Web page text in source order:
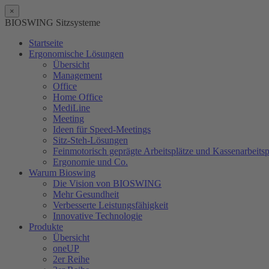
×
BIOSWING Sitzsysteme
Startseite
Ergonomische Lösungen
Übersicht
Management
Office
Home Office
MediLine
Meeting
Ideen für Speed-Meetings
Sitz-Steh-Lösungen
Feinmotorisch geprägte Arbeitsplätze und
Ergonomie und Co.
Warum Bioswing
Die Vision von BIOSWING
Mehr Gesundheit
Verbesserte Leistungsfähigkeit
Innovative Technologie
Produkte
Übersicht
oneUP
2er Reihe